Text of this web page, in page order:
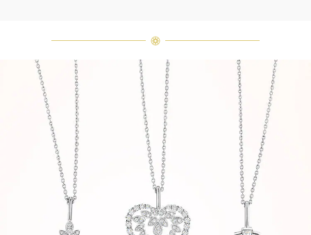
石皆與眾不同而採用獨特鑲嵌方式，
重量和寶石的等級亦不盡相同。如有
疑問，敬請諮詢客戶服務。